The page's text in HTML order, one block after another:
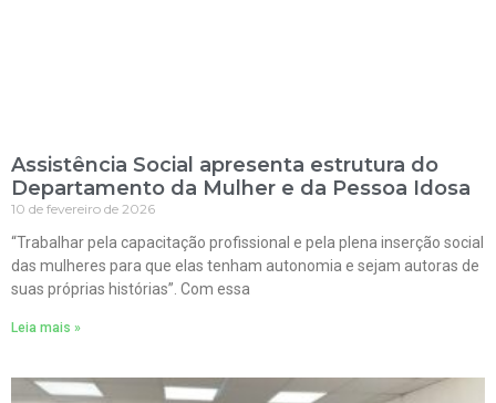
Assistência Social apresenta estrutura do
Departamento da Mulher e da Pessoa Idosa
10 de fevereiro de 2026
“Trabalhar pela capacitação profissional e pela plena inserção social
das mulheres para que elas tenham autonomia e sejam autoras de
suas próprias histórias”. Com essa
Leia mais »